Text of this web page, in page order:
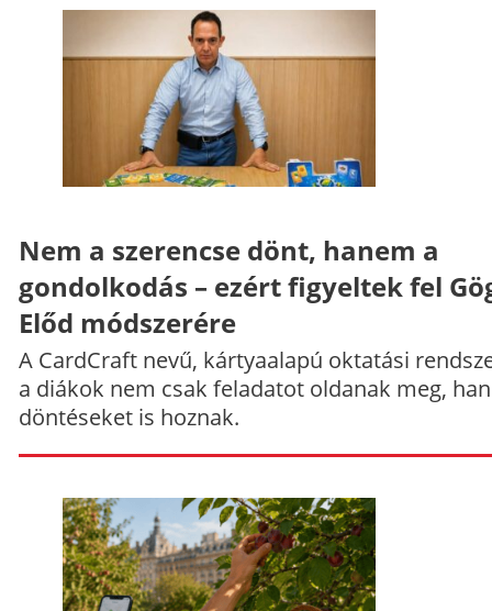
Nem a szerencse dönt, hanem a
gondolkodás – ezért figyeltek fel
Előd módszerére
A CardCraft nevű, kártyaalapú oktatási
a diákok nem csak feladatot oldanak meg,
döntéseket is hoznak.